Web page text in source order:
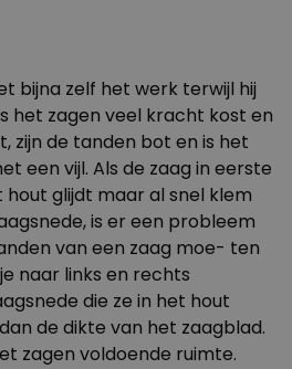
bijna zelf het werk terwijl hij
het zagen veel kracht kost en
zijn de tanden bot en is het
een vijl. Als de zaag in eerste
glijdt maar al snel klem
is er een probleem
van een zaag moe- ten
naar links en rechts
die ze in het hout
de dikte van het zaagblad.
zagen voldoende ruimte.